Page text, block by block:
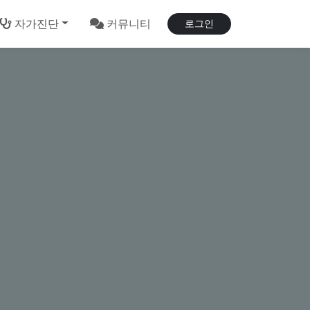
자가진단 커뮤니티 로그인